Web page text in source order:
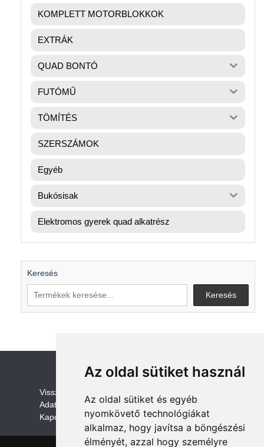
Az oldal sütiket használ
Az oldal sütiket és egyéb
nyomkövető technológiákat
alkalmaz, hogy javítsa a böngészési
élményét, azzal hogy személyre
KOMPLETT MOTORBLOKKOK
EXTRÁK
QUAD BONTÓ
FUTÓMŰ
TÖMÍTÉS
SZERSZÁMOK
Egyéb
Bukósisak
Elektromos gyerek quad alkatrész
Keresés
Keresés
Visszaküldési és visszatérítési szabályza
Adatvédelem /GDPR
Kapcsolat